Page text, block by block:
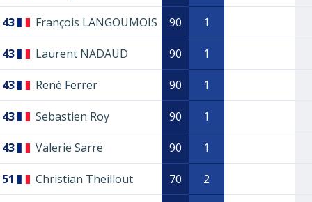
43 François LANGOUMOIS 90 1
43 Laurent NADAUD 90 1
43 René Ferrer 90 1
43 Sebastien Roy 90 1
43 Valerie Sarre 90 1
51 Christian Theillout 70 2